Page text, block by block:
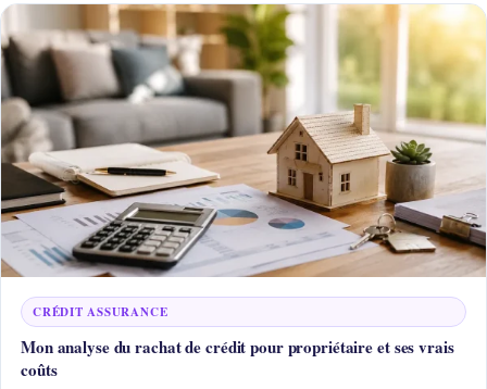
CRÉDIT ASSURANCE
Mon analyse du rachat de crédit pour propriétaire et ses vrais
coûts